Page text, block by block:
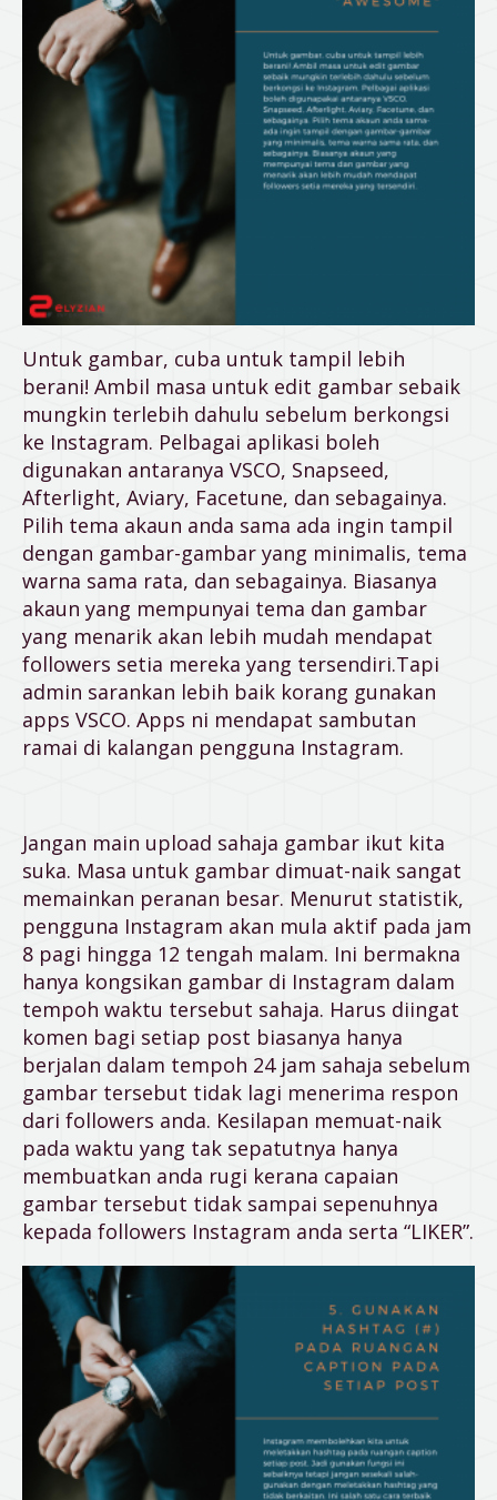
Untuk gambar, cuba untuk tampil lebih
berani! Ambil masa untuk edit gambar sebaik
mungkin terlebih dahulu sebelum berkongsi
ke Instagram. Pelbagai aplikasi boleh
digunakan antaranya VSCO, Snapseed,
Afterlight, Aviary, Facetune, dan sebagainya.
Pilih tema akaun anda sama ada ingin tampil
dengan gambar-gambar yang minimalis, tema
warna sama rata, dan sebagainya. Biasanya
akaun yang mempunyai tema dan gambar
yang menarik akan lebih mudah mendapat
followers setia mereka yang tersendiri.Tapi
admin sarankan lebih baik korang gunakan
apps VSCO. Apps ni mendapat sambutan
ramai di kalangan pengguna Instagram.
Jangan main upload sahaja gambar ikut kita
suka. Masa untuk gambar dimuat-naik sangat
memainkan peranan besar. Menurut statistik,
pengguna Instagram akan mula aktif pada jam
8 pagi hingga 12 tengah malam. Ini bermakna
hanya kongsikan gambar di Instagram dalam
tempoh waktu tersebut sahaja. Harus diingat
komen bagi setiap post biasanya hanya
berjalan dalam tempoh 24 jam sahaja sebelum
gambar tersebut tidak lagi menerima respon
dari followers anda. Kesilapan memuat-naik
pada waktu yang tak sepatutnya hanya
membuatkan anda rugi kerana capaian
gambar tersebut tidak sampai sepenuhnya
kepada followers Instagram anda serta “LIKER”.